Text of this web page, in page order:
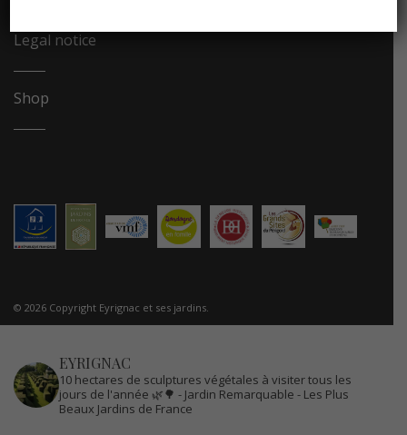
Legal notice
Shop
© 2026 Copyright Eyrignac et ses jardins.
EYRIGNAC
10 hectares de sculptures végétales à visiter tous les
jours de l'année 🌿🌳 - Jardin Remarquable - Les Plus
Beaux Jardins de France